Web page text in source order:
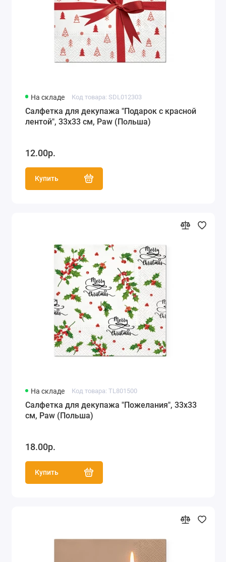
На складе Код товара: SDL012303
Салфетка для декупажа "Подарок с красной
лентой", 33х33 см, Paw (Польша)
12.00р.
Купить
На складе Код товара: TL801500
Салфетка для декупажа "Пожелания", 33х33
см, Paw (Польша)
18.00р.
Купить